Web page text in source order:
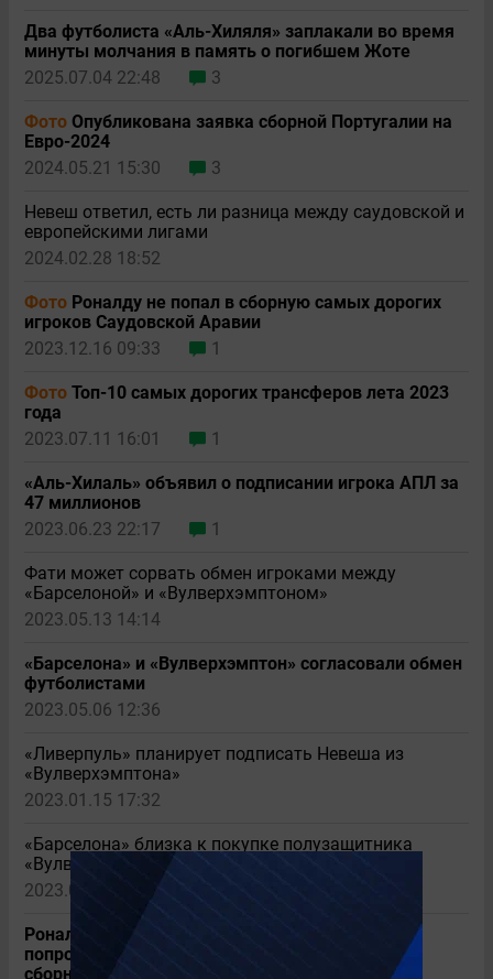
Два футболиста «Аль-Хиляля» заплакали во время
минуты молчания в память о погибшем Жоте
2025.07.04 22:48
3
Фото Опубликована заявка сборной Португалии на
Евро-2024
2024.05.21 15:30
3
Невеш ответил, есть ли разница между саудовской и
европейскими лигами
2024.02.28 18:52
Фото Роналду не попал в сборную самых дорогих
игроков Саудовской Аравии
2023.12.16 09:33
1
Фото Топ-10 самых дорогих трансферов лета 2023
года
2023.07.11 16:01
1
«Аль-Хилаль» объявил о подписании игрока АПЛ за
47 миллионов
2023.06.23 22:17
1
Фати может сорвать обмен игроками между
«Барселоной» и «Вулверхэмптоном»
2023.05.13 14:14
«Барселона» и «Вулверхэмптон» согласовали обмен
футболистами
2023.05.06 12:36
«Ливерпуль» планирует подписать Невеша из
«Вулверхэмптона»
2023.01.15 17:32
«Барселона» близка к покупке полузащитника
«Вулверхэмптона»
2023.01.06 19:40
Роналду и еще четыре игрока Португалии не
попрощались с Сантушем после его ухода из
сборной